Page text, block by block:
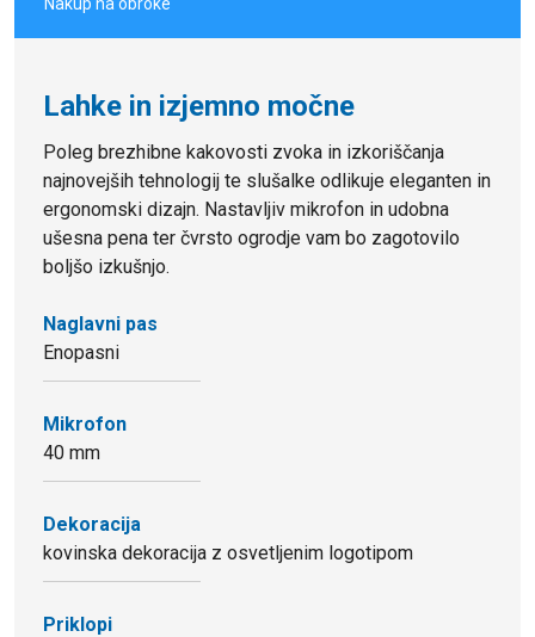
Lahke in izjemno močne
Poleg brezhibne kakovosti zvoka in izkoriščanja
najnovejših tehnologij te slušalke odlikuje eleganten in
ergonomski dizajn. Nastavljiv mikrofon in udobna
ušesna pena ter čvrsto ogrodje vam bo zagotovilo
boljšo izkušnjo.
Naglavni pas
Enopasni
Mikrofon
40 mm
Dekoracija
kovinska dekoracija z osvetljenim logotipom
Priklopi